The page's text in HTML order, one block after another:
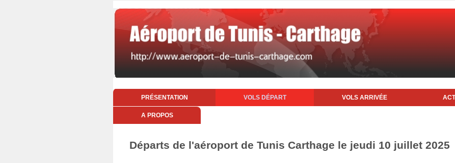
PRÉSENTATION VOLS DÉPART VOLS ARRIVÉE
A PROPOS
Départs de l'aéroport de Tunis Carthage le jeudi 10 juillet 2025